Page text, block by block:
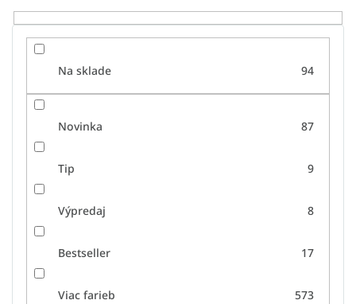
o
v
Na sklade 94
Novinka 87
Tip 9
Výpredaj 8
Bestseller 17
Viac farieb 573